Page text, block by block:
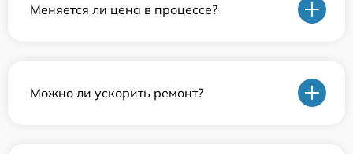
Меняется ли цена в процессе?
Можно ли ускорить ремонт?